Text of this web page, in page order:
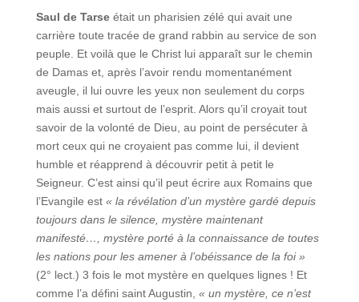
Saul de Tarseétait un pharisien zélé qui avait une
carrière toute tracée de grand rabbin au service de son
peuple. Et voilà que le Christ lui apparaît sur le chemin
de Damas et, après l’avoir rendu momentanément
aveugle, il lui ouvre les yeux non seulement du corps
mais aussi et surtout de l’esprit. Alors qu’il croyait tout
savoir de la volonté de Dieu, au point de persécuter à
mort ceux qui ne croyaient pas comme lui, il devient
humble et réapprend à découvrir petit à petit le
Seigneur. C’est ainsi qu’il peut écrire aux Romains que
l’Evangile est « la révélation d’un mystère gardé depuis
toujours dans le silence, mystère maintenant
manifesté…, mystère porté à la connaissance de toutes
les nations pour les amener à l’obéissance de la foi »
(2° lect.) 3 fois le mot mystère en quelques lignes ! Et
comme l’a défini saint Augustin, « un mystère, ce n’est